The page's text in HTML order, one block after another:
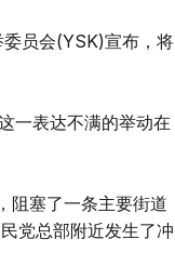
员会(YSK)宣布，将
一表达不满的举动在
阻塞了一条主要街道
党总部附近发生了冲